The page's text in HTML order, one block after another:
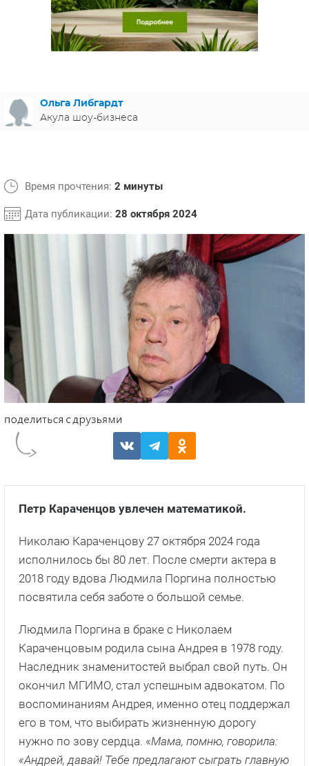
МЕЛОДРАМЫ
ИСПАНИЯ
ФРАНЦИЯ
СВЕТСКИЕ НОВОСТИ
Ольга Либгардт
Акула шоу-бизнеса
Время прочтения: 2 минуты
Дата публикации: 28 октября 2024
Петр Караченцов увлечен математикой.
Николаю Караченцову 27 октября 2024 года
исполнилось бы 80 лет. После смерти актера в
2018 году вдова Людмила Поргина полностью
посвятила себя заботе о большой семье.
Людмила Поргина в браке с Николаем
Караченцовым родила сына Андрея в 1978 году.
Наследник знаменитостей выбрал свой путь. Он
окончил МГИМО, стал успешным адвокатом. По
воспоминаниям Андрея, именно отец поддержал
его в том, что выбирать жизненную дорогу
нужно по зову сердца. «Мама, помню, говорила:
«Андрей, давай! Тебе предлагают сыграть главную